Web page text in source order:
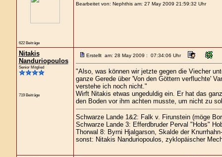
622 Beiträge
Bearbeitet von: Nephthis am: 27 May 2009 21:59:32 Uhr
Nitakis
Nanduriopoulos
Senior Mitglied
719 Beiträge
Erstellt am: 28 May 2009 : 07:34:06 Uhr
"Also, was können wir jetzte gegen die Viecher
ganze Gerede über 'Von den Göttern verfluchte'
verstehe ich noch nicht."
Wirft Nitakis etwas ungeduldig ein. Er hat das
den Boden vor ihm achten musste, um nicht zu
Schwarze Lande 1&2: Falk v. Firunstein (möge
Schwarze Lande 3: Efferdbruder Perval "Hobs"
Thorwal 8: Byrni Hjalgarson, Skalde der
sonst: Nitakis Nanduriopoulos, zyklopäischer